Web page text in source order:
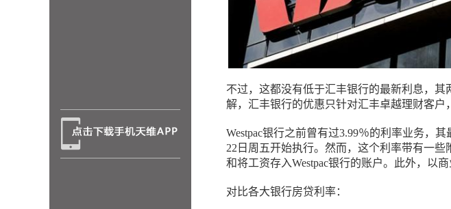
不过，这都没有低于汇丰银行的最新利息，其
解，汇丰银行的优惠只针对汇丰卓越理财客户
Westpac银行之前曾有过3.99％的利率业务，
22日周五开始执行。然而，这个利率带有一
和将工资存入Westpac银行的账户。此外，以
对比各大银行房贷利率：